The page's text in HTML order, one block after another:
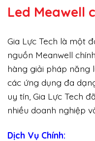
Led Meawell
Gia Lực Tech là một
nguồn Meanwell
hàng giải pháp năng
các ứng dụng đa
uy tín, Gia Lực Tech
nhiều doanh nghiệp
Dịch Vụ Chính: